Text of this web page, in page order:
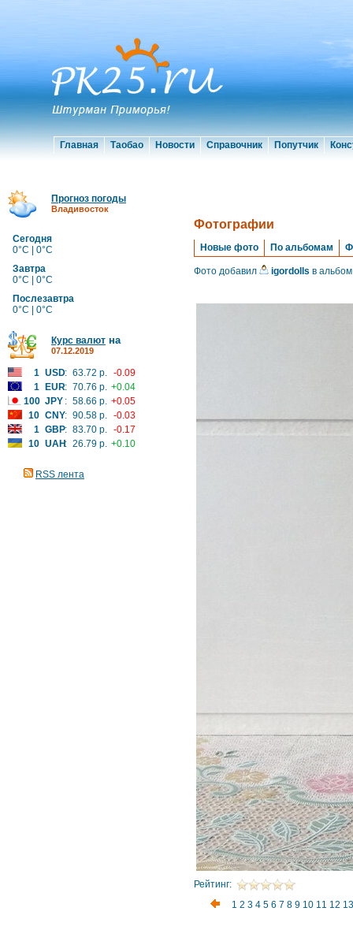
Главная Таобао Новости Справочник Попутчик
Прогноз погоды
Владивосток
Сегодня
0°C | 0°C
Завтра
0°C | 0°C
Послезавтра
0°C | 0°C
Курс валют на
07.12.2019
1 USD: 63.72 р. -0.09
1
EUR: 70.76 р. +0.04
100 JPY : 58.66 р. +0.05
10 CNY: 90.58 р. -0.03
1 GBP: 83.70 р. -0.17
10 UAH: 26.79 р. +0.10
RSS лента
Фотографии
Новые фото По альбомам
Фото добавил igordolls в
Рейтинг:
1 2 3 4 5 6 7 8 9 10 11 12 13